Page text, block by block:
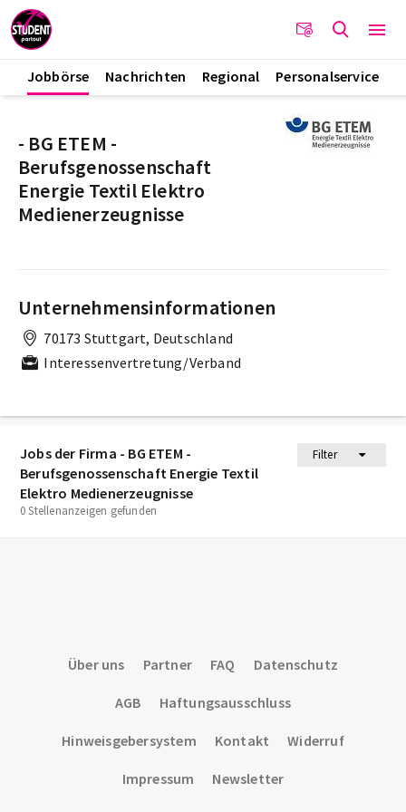
Jobbörse Nachrichten Regional Personalservice
Jobs der Firma - BG ETEM -
Berufsgenossenschaft Energie Textil
Elektro Medienerzeugnisse
Filter
0 Stellenanzeigen gefunden
- BG ETEM -
Berufsgenossenschaft
Energie Textil Elektro
Medienerzeugnisse
Unternehmensinformationen
70173 Stuttgart, Deutschland
Interessenvertretung/Verband
Über uns Partner FAQ Datenschutz
AGB Haftungsausschluss
Hinweisgebersystem Kontakt Widerruf
Impressum Newsletter